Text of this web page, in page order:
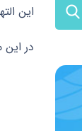
این
در